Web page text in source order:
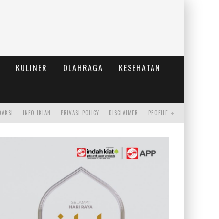
KULINER OLAHRAGA
KESEHATAN
PROFILE
DISCLAIMER
PRIVASI POLICY
INFO IKLAN